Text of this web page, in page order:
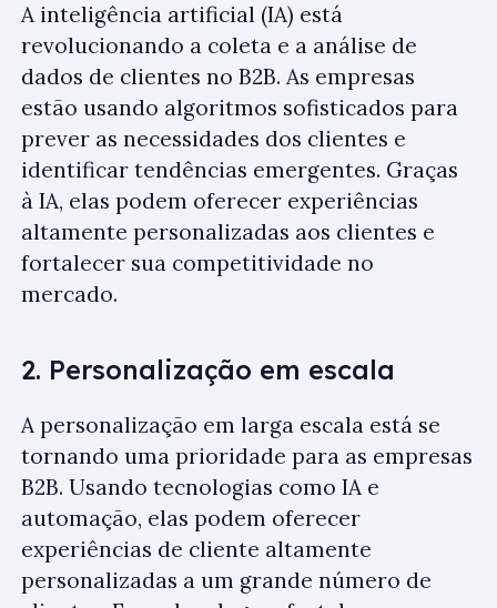
A inteligência artificial (IA) está
revolucionando a coleta e a análise de
dados de clientes no B2B. As empresas
estão usando algoritmos sofisticados para
prever as necessidades dos clientes e
identificar tendências emergentes. Graças
à IA, elas podem oferecer experiências
altamente personalizadas aos clientes e
fortalecer sua competitividade no
mercado.
2. Personalização em escala
A personalização em larga escala está se
tornando uma prioridade para as empresas
B2B. Usando tecnologias como IA e
automação, elas podem oferecer
experiências de cliente altamente
personalizadas a um grande número de